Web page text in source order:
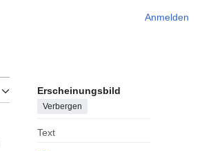
Anmelden
Erscheinungsbild
Verbergen
Text